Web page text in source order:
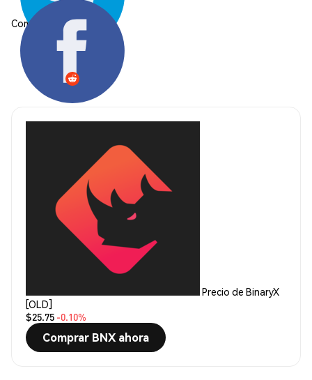
Compartir:
Precio de BinaryX
[OLD]
$25.75 -0.10%
Comprar BNX ahora